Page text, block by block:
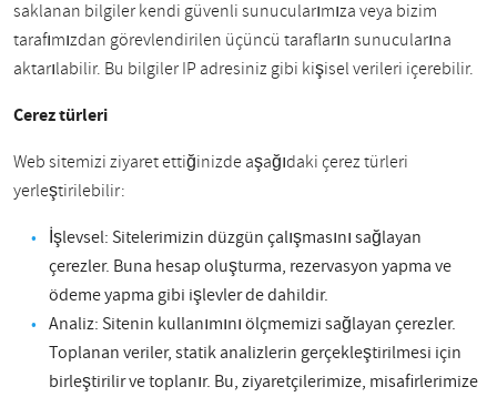
saklanan bilgiler kendi güvenli sunucularımıza veya bizim
tarafımızdan görevlendirilen üçüncü tarafların sunucularına
aktarılabilir. Bu bilgiler IP adresiniz gibi kişisel verileri içerebilir.
Çerez türleri
Web sitemizi ziyaret ettiğinizde aşağıdaki çerez türleri
yerleştirilebilir:
İşlevsel: Sitelerimizin düzgün çalışmasını sağlayan
çerezler. Buna hesap oluşturma, rezervasyon yapma ve
ödeme yapma gibi işlevler de dahildir.
Analiz: Sitenin kullanımını ölçmemizi sağlayan çerezler.
Toplanan veriler, statik analizlerin gerçekleştirilmesi için
birleştirilir ve toplanır. Bu, ziyaretçilerimize, misafirlerimize